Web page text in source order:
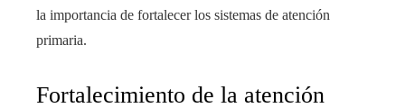
la importancia de fortalecer los sistemas de atención
primaria.
Fortalecimiento de la atención